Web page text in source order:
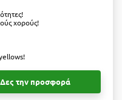
χορούς!
Δες την προσφορά